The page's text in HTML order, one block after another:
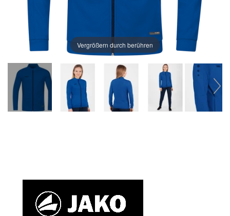
Vergrößern durch berühren